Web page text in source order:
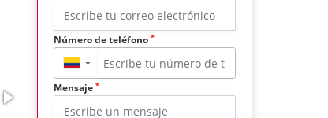
Número de teléfono *
▼
Mensaje *